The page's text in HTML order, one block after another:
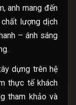
anh mang đến
lượng dịch
– ánh sáng
dựng trên hệ
thực tế khách
tham khảo và